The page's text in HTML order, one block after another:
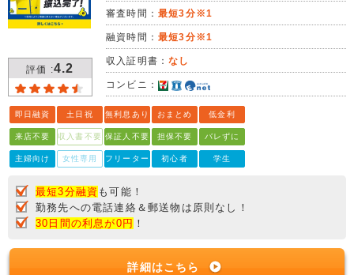
評価 :4.2
審査時間： 最短3分※1
融資時間： 最短3分※1
収入証明書：なし
コンビニ：
即日融資 土日祝 無利息あり おまとめ 低金利
来店不要 収入書不要 保証人不要 担保不要 バレずに
主婦向け 女性専用 フリーター 初心者 学生
最短3分融資 も可能！
勤務先への電話連絡＆郵送物は原則なし！
30日間の利息が0円 ！
詳細はこちら